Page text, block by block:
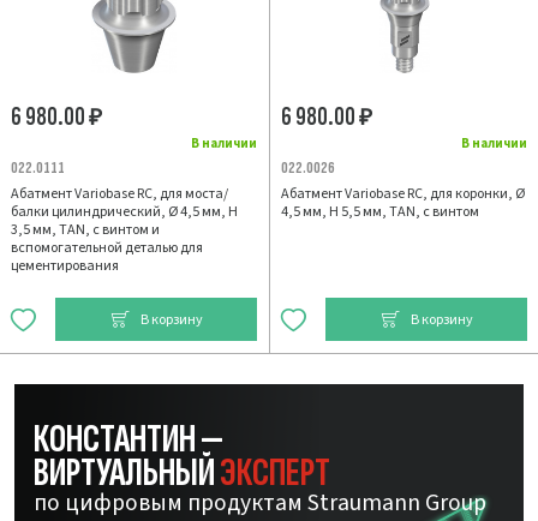
В наличии
6 980.00₽
022.0111
Абатмент Variobase RC, для моста/
балки цилиндрический, Ø 4,5 мм, H
3,5 мм, TAN, с винтом и
вспомогательной деталью для
цементирования
В корзину
В наличии
6 980.00₽
022.0026
Абатмент Variobase RC, для коронки, Ø
4,5 мм, H 5,5 мм, TAN, с винтом
В корзину
КОНСТАНТИН —
ВИРТУАЛЬНЫЙЭКСПЕРТ
по цифровым продуктам Straumann Group